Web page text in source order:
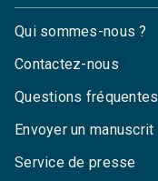
Qui sommes-nous ?
Contactez-nous
Questions fréquentes
Envoyer un manuscrit
Service de presse